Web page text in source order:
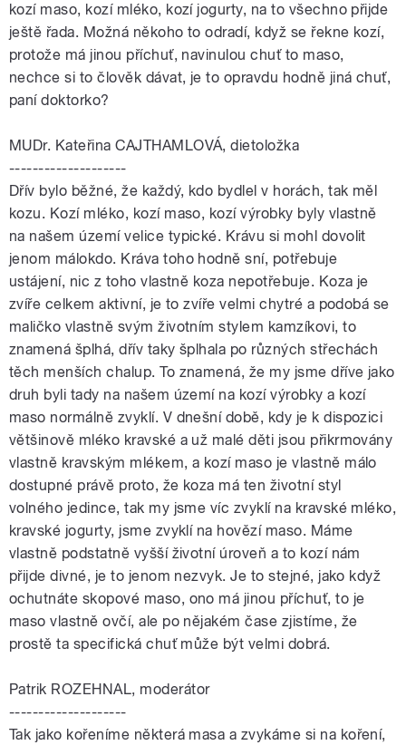
kozí maso, kozí mléko, kozí jogurty, na to všechno přijde
ještě řada. Možná někoho to odradí, když se řekne kozí,
protože má jinou příchuť, navinulou chuť to maso,
nechce si to člověk dávat, je to opravdu hodně jiná chuť,
paní doktorko?
MUDr. Kateřina CAJTHAMLOVÁ, dietoložka
--------------------
Dřív bylo běžné, že každý, kdo bydlel v horách, tak měl
kozu. Kozí mléko, kozí maso, kozí výrobky byly vlastně
na našem území velice typické. Krávu si mohl dovolit
jenom málokdo. Kráva toho hodně sní, potřebuje
ustájení, nic z toho vlastně koza nepotřebuje. Koza je
zvíře celkem aktivní, je to zvíře velmi chytré a podobá se
maličko vlastně svým životním stylem kamzíkovi, to
znamená šplhá, dřív taky šplhala po různých střechách
těch menších chalup. To znamená, že my jsme dříve jako
druh byli tady na našem území na kozí výrobky a kozí
maso normálně zvyklí. V dnešní době, kdy je k dispozici
většinově mléko kravské a už malé děti jsou přikrmovány
vlastně kravským mlékem, a kozí maso je vlastně málo
dostupné právě proto, že koza má ten životní styl
volného jedince, tak my jsme víc zvyklí na kravské mléko,
kravské jogurty, jsme zvyklí na hovězí maso. Máme
vlastně podstatně vyšší životní úroveň a to kozí nám
přijde divné, je to jenom nezvyk. Je to stejné, jako když
ochutnáte skopové maso, ono má jinou příchuť, to je
maso vlastně ovčí, ale po nějakém čase zjistíme, že
prostě ta specifická chuť může být velmi dobrá.
Patrik ROZEHNAL, moderátor
--------------------
Tak jako kořeníme některá masa a zvykáme si na koření,